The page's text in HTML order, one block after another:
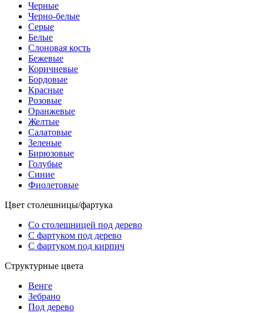
Черные
Черно-белые
Серые
Белые
Слоновая кость
Бежевые
Коричневые
Бордовые
Красные
Розовые
Оранжевые
Желтые
Салатовые
Зеленые
Бирюзовые
Голубые
Синие
Фиолетовые
Цвет столешницы/фартука
Со столешницей под дерево
С фартуком под дерево
С фартуком под кирпич
Структурные цвета
Венге
Зебрано
Под дерево